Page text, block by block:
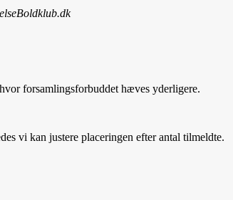
forsamlingsforbuddet hæves yderligere.
vi kan justere placeringen efter antal tilmeldte.